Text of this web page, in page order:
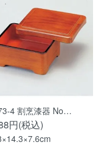
4 割烹漆器 No…
円(税込)